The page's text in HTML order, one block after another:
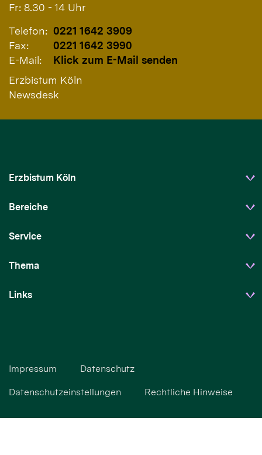
Fr: 8.30 - 14 Uhr
Telefon: 0221 1642 3909
Fax:
0221 1642 3990
E-Mail:
Klick zum E-Mail senden
Erzbistum Köln
Newsdesk
Erzbistum Köln
Bereiche
Service
Thema
Links
Impressum Datenschutz
Datenschutzeinstellungen Rechtliche Hinweise